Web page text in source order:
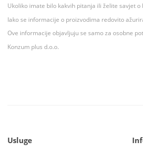
Ukoliko imate bilo kakvih pitanja ili želite savjet
Iako se informacije o proizvodima redovito
Ove informacije objavljuju se samo za osobne
Konzum plus d.o.o.
Usluge